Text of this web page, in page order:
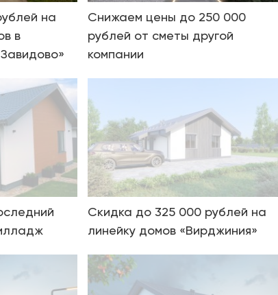
на
в
Снижаем цены до 250 000
рублей от сметы другой
компании
Скидка до 325 000 рублей на
линейку домов «Вирджиния»